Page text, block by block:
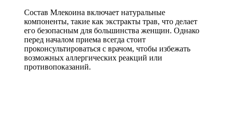
Состав Млекоина включает натуральные
компоненты, такие как экстракты трав, что делает
его безопасным для большинства женщин. Однако
перед началом приема всегда стоит
проконсультироваться с врачом, чтобы избежать
возможных аллергических реакций или
противопоказаний.